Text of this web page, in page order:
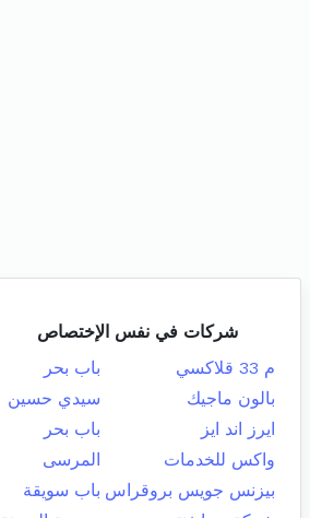
شركات في نفس الإختصاص
م 33 قلاكسي
باب بحر
بالون ماجيك
سيدي حسين
ايرز اند ايز
باب بحر
واكس للخدمات
المرسى
بيزنس جويس بروقراس باب سويقة